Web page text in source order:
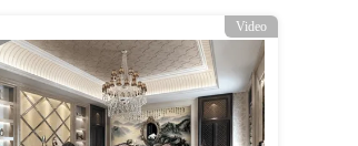
Video